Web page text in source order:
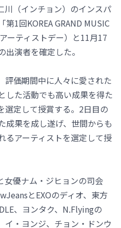
川（インチョン）のインスパ
1回KOREA GRAND MUSIC
ーティストデー）と11月17
演者を確定した。
評価期間中に人々に愛された
した活動でも高い成果を得た
選定して授賞する。2日目の
成果を成し遂げ、世間からも
るアーティストを選定して授
女優ナム・ジヒョンの司会
とEXOのディオ、東方
、ヨンタク、N.Flyingの
イ・ヨンジ、チョン・ドンウ